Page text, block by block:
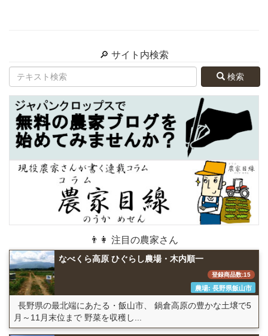
🔎 サイト内検索
検索
👨👩 注目の農家さん
なべくら高原 ひぐらし農場・木内順一
登録商品数:15
農場: 長野県飯山市
長野県の最北端にあたる・飯山市、 鍋倉高原の豊かな土壌で5
月～11月末位まで 野菜を収穫し...